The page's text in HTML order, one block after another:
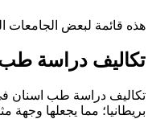
هذه قائمة لبعض الجامعات
تكاليف دراسة
تكاليف دراسة طب اسنان في
بريطانيا؛ مما يجعلها وجهة